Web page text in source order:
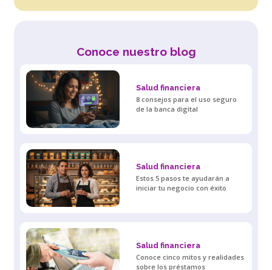
Conoce nuestro blog
Salud financiera
8 consejos para el uso seguro
de la banca digital
Salud financiera
Estos 5 pasos te ayudarán a
iniciar tu negocio con éxito
Salud financiera
Conoce cinco mitos y realidades
sobre los préstamos